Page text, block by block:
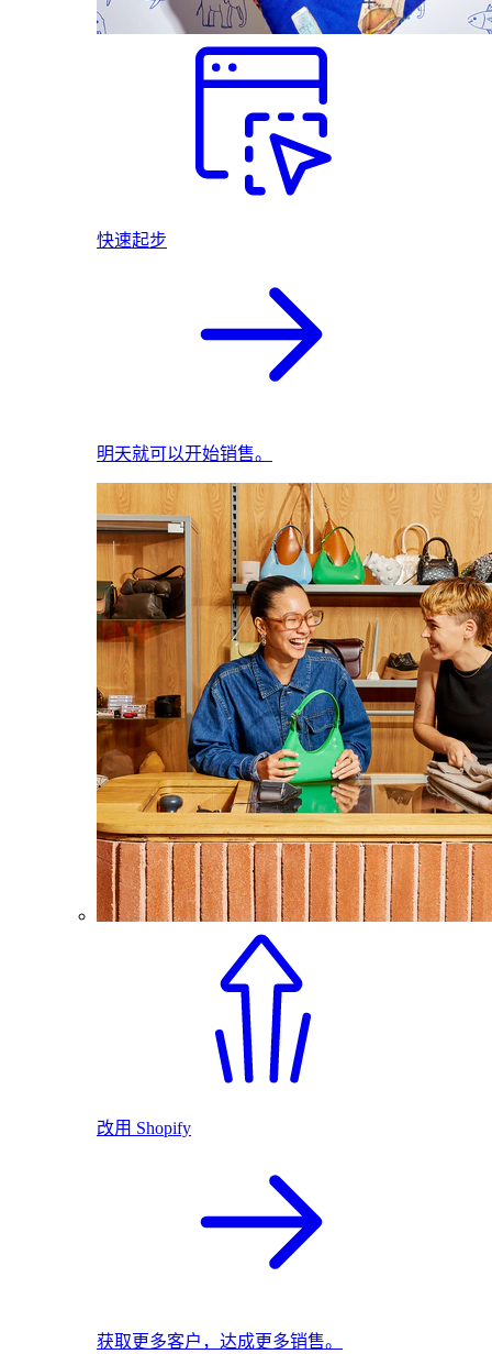
快速起步
明天就可以开始销售。
改用 Shopify
获取更多客户，达成更多销售。